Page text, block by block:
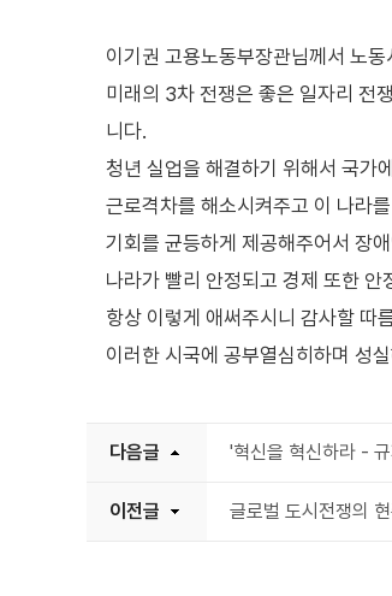
이기권 고용노동부장관님께서 노
미래의 3차 전쟁은 좋은 일자리 전
니다.
청년 실업을 해결하기 위해서 국가
근로격차를 해소시켜주고 이 나라
기회를 균등하게 제공해주어서 장
나라가 빨리 안정되고 경제 또한 안
항상 이렇게 애써주시니 감사할 따
이러한 시국에 공부열심히하며 성
다음글 '혁신을 혁신하라 -
이전글 글로벌 도시전쟁의